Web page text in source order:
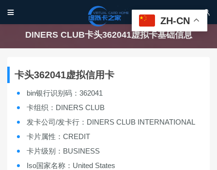
 
DINERS CLUB卡头362041虚拟卡基础信息
卡头362041虚拟信用卡
bin银行识别码：362041
卡组织：DINERS CLUB
发卡公司/发卡行：DINERS CLUB INTERNATIONAL
卡片属性：CREDIT
卡片级别：BUSINESS
Iso国家名称：United States
ZH-CN